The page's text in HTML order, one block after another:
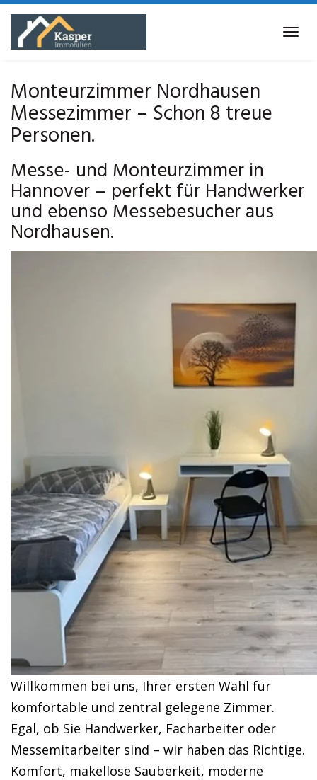
Skip
main
Monteurzimmer Nordhausen
Messezimmer – Schon 8 treue
Personen.
Messe- und Monteurzimmer in
Hannover – perfekt für Handwerker
und ebenso Messebesucher aus
Nordhausen.
Willkommen bei uns, Ihrer ersten Wahl für
komfortable und zentral gelegene Zimmer.
Egal, ob Sie Handwerker, Facharbeiter oder
Messemitarbeiter sind – wir haben das Richtige.
Komfort, makellose Sauberkeit, moderne